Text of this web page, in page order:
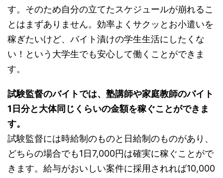
す。そのため自分の立てたスケジュールが崩れるこ
とはまずありません。効率よくサクッとお小遣いを
稼ぎたいけど、バイト漬けの学生生活にしたくな
い！という大学生でも安心して働くことができま
す。
試験監督のバイトでは、塾講師や家庭教師のバイト
1日分と大体同じくらいの金額を稼ぐことができま
す。
試験監督には時給制のものと日給制のものがあり、
どちらの場合でも1日7,000円は確実に稼ぐことがで
きます。給与がおいしい案件に採用されれば10,000